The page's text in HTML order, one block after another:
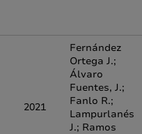
2021
Fernández
Ortega J.;
Álvaro
Fuentes, J.;
Fanlo R.;
Lampurlanés
J.; Ramos